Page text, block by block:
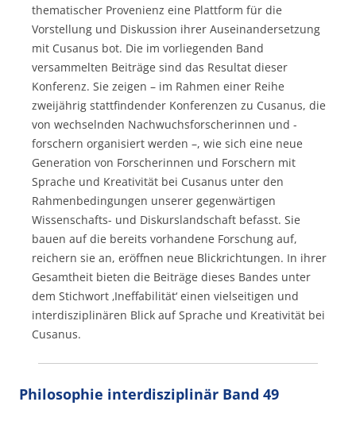
thematischer Provenienz eine Plattform für die
Vorstellung und Diskussion ihrer Auseinandersetzung
mit Cusanus bot. Die im vorliegenden Band
versammelten Beiträge sind das Resultat dieser
Konferenz. Sie zeigen – im Rahmen einer Reihe
zweijährig stattfindender Konferenzen zu Cusanus, die
von wechselnden Nachwuchsforscherinnen und -
forschern organisiert werden –, wie sich eine neue
Generation von Forscher­innen und Forschern mit
Sprache und Kreativität bei Cusanus unter den
Rahmenbedingungen unserer gegenwärtigen
Wissenschafts- und Diskurslandschaft befasst. Sie
bauen auf die bereits vorhandene Forschung auf,
reichern sie an, eröffnen neue Blickrichtungen. In ihrer
Gesamtheit bieten die Beiträge dieses Bandes unter
dem Stichwort ‚Ineffabilität‘ einen vielseitigen und
interdisziplinären Blick auf Sprache und Kreativität bei
Cusanus.
Philosophie interdisziplinär Band 49